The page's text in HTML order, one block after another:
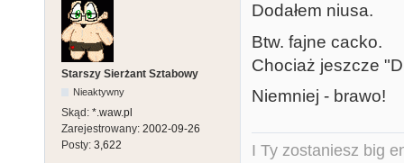
Starszy Sierżant Sztabowy
Nieaktywny
Skąd: *.waw.pl
Zarejestrowany: 2002-09-26
Posty: 3,622
Dodałem niusa.
Btw. fajne cacko.
Chociaż jeszcze
Niemniej - brawo!
I Ty zostaniesz big